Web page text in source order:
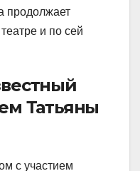
продолжает
и по сей
Татьяны
с участием